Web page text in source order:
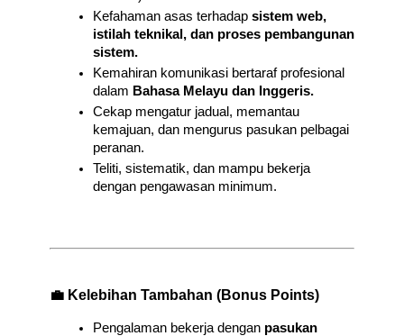
Kefahaman asas terhadap sistem web,
istilah teknikal, dan proses pembangunan
sistem.
Kemahiran komunikasi bertaraf profesional
dalam Bahasa Melayu dan Inggeris.
Cekap mengatur jadual, memantau
kemajuan, dan mengurus pasukan pelbagai
peranan.
Teliti, sistematik, dan mampu bekerja
dengan pengawasan minimum.
💼 Kelebihan Tambahan (Bonus Points)
Pengalaman bekerja dengan pasukan